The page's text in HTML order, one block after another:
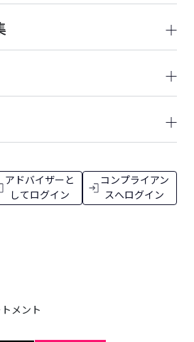
アドバイザーと
してログイン
コンプライアン
スへログイン
メント